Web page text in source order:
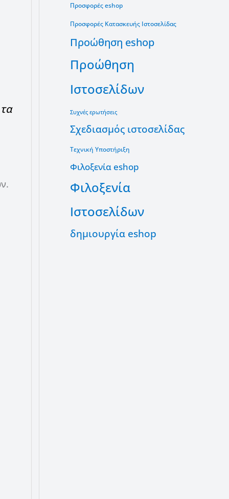
Προσφορές eshop
Προσφορές Κατασκευής Ιστοσελίδας
Προώθηση eshop
Προώθηση
Ιστοσελίδων
Συχνές ερωτήσεις
Σχεδιασμός ιστοσελίδας
Τεχνική Υποστήριξη
Φιλοξενία eshop
Φιλοξενία
Ιστοσελίδων
δημιουργία eshop